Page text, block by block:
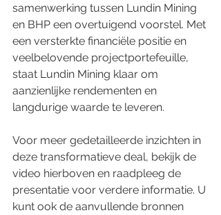
samenwerking tussen Lundin Mining
en BHP een overtuigend voorstel. Met
een versterkte financiële positie en
veelbelovende projectportefeuille,
staat Lundin Mining klaar om
aanzienlijke rendementen en
langdurige waarde te leveren.
Voor meer gedetailleerde inzichten in
deze transformatieve deal, bekijk de
video hierboven en raadpleeg de
presentatie voor verdere informatie. U
kunt ook de aanvullende bronnen